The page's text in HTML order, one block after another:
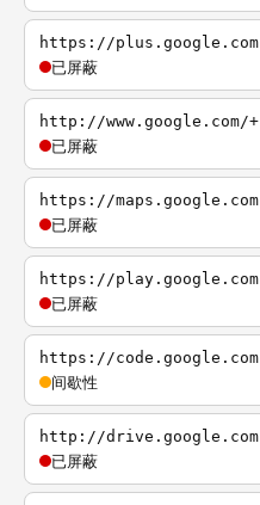
https://plus.google.com
已屏蔽
http://www.google.com/+
已屏蔽
https://maps.google.com
已屏蔽
https://play.google.com
已屏蔽
https://code.google.com
间歇性
http://drive.google.com
已屏蔽